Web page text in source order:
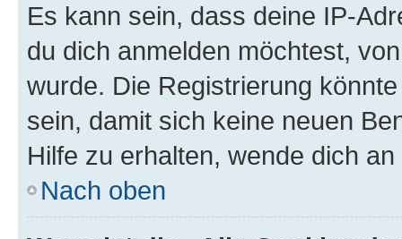
Es kann sein, dass deine IP-
du dich anmelden möchtest,
wurde. Die Registrierung
sein, damit sich keine neuen
Hilfe zu erhalten, wende dich
Nach oben